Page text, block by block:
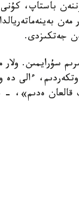
باستاپ،
جەتكىزدى.
سۇرايمىن. ولار
ءالى
قالعان ەدىم»، -